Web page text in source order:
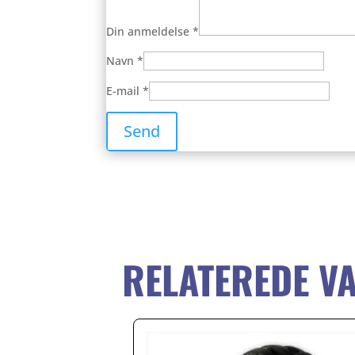
Din anmeldelse*
Navn*
E-mail*
RELATEREDE